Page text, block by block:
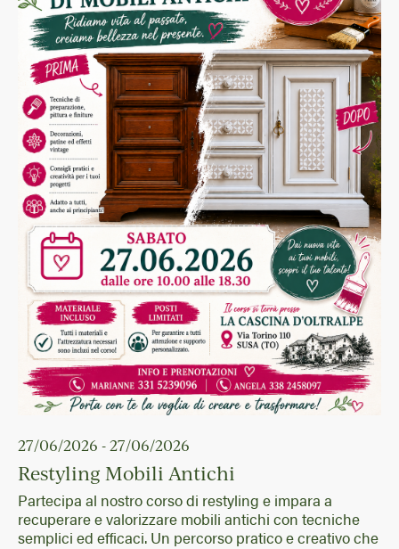
27/06/2026 - 27/06/2026
Restyling Mobili Antichi
Partecipa al nostro corso di restyling e impara a
recuperare e valorizzare mobili antichi con tecniche
semplici ed efficaci. Un percorso pratico e creativo che